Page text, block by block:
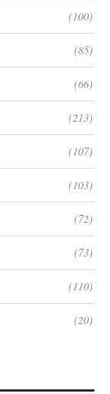
(100)
(85)
(66)
(213)
(107)
(103)
(72)
(73)
(110)
(20)